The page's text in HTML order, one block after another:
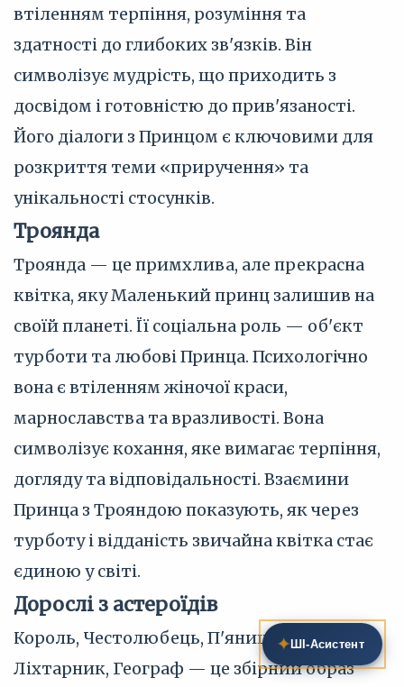
втіленням терпіння, розуміння та
здатності до глибоких зв'язків. Він
символізує мудрість, що приходить з
досвідом і готовністю до прив'язаності.
Його діалоги з Принцом є ключовими для
розкриття теми «приручення» та
унікальності стосунків.
Троянда
Троянда — це примхлива, але прекрасна
квітка, яку Маленький принц залишив на
своїй планеті. Її соціальна роль — об'єкт
турботи та любові Принца. Психологічно
вона є втіленням жіночої краси,
марнославства та вразливості. Вона
символізує кохання, яке вимагає терпіння,
догляду та відповідальності. Взаємини
Принца з Трояндою показують, як через
турботу і відданість звичайна квітка стає
єдиною у світі.
Дорослі з астероїдів
Король, Честолюбець, П'яниця, Ділок,
Ліхтарник, Географ — це збірний образ
✦ ШІ‑Асистент